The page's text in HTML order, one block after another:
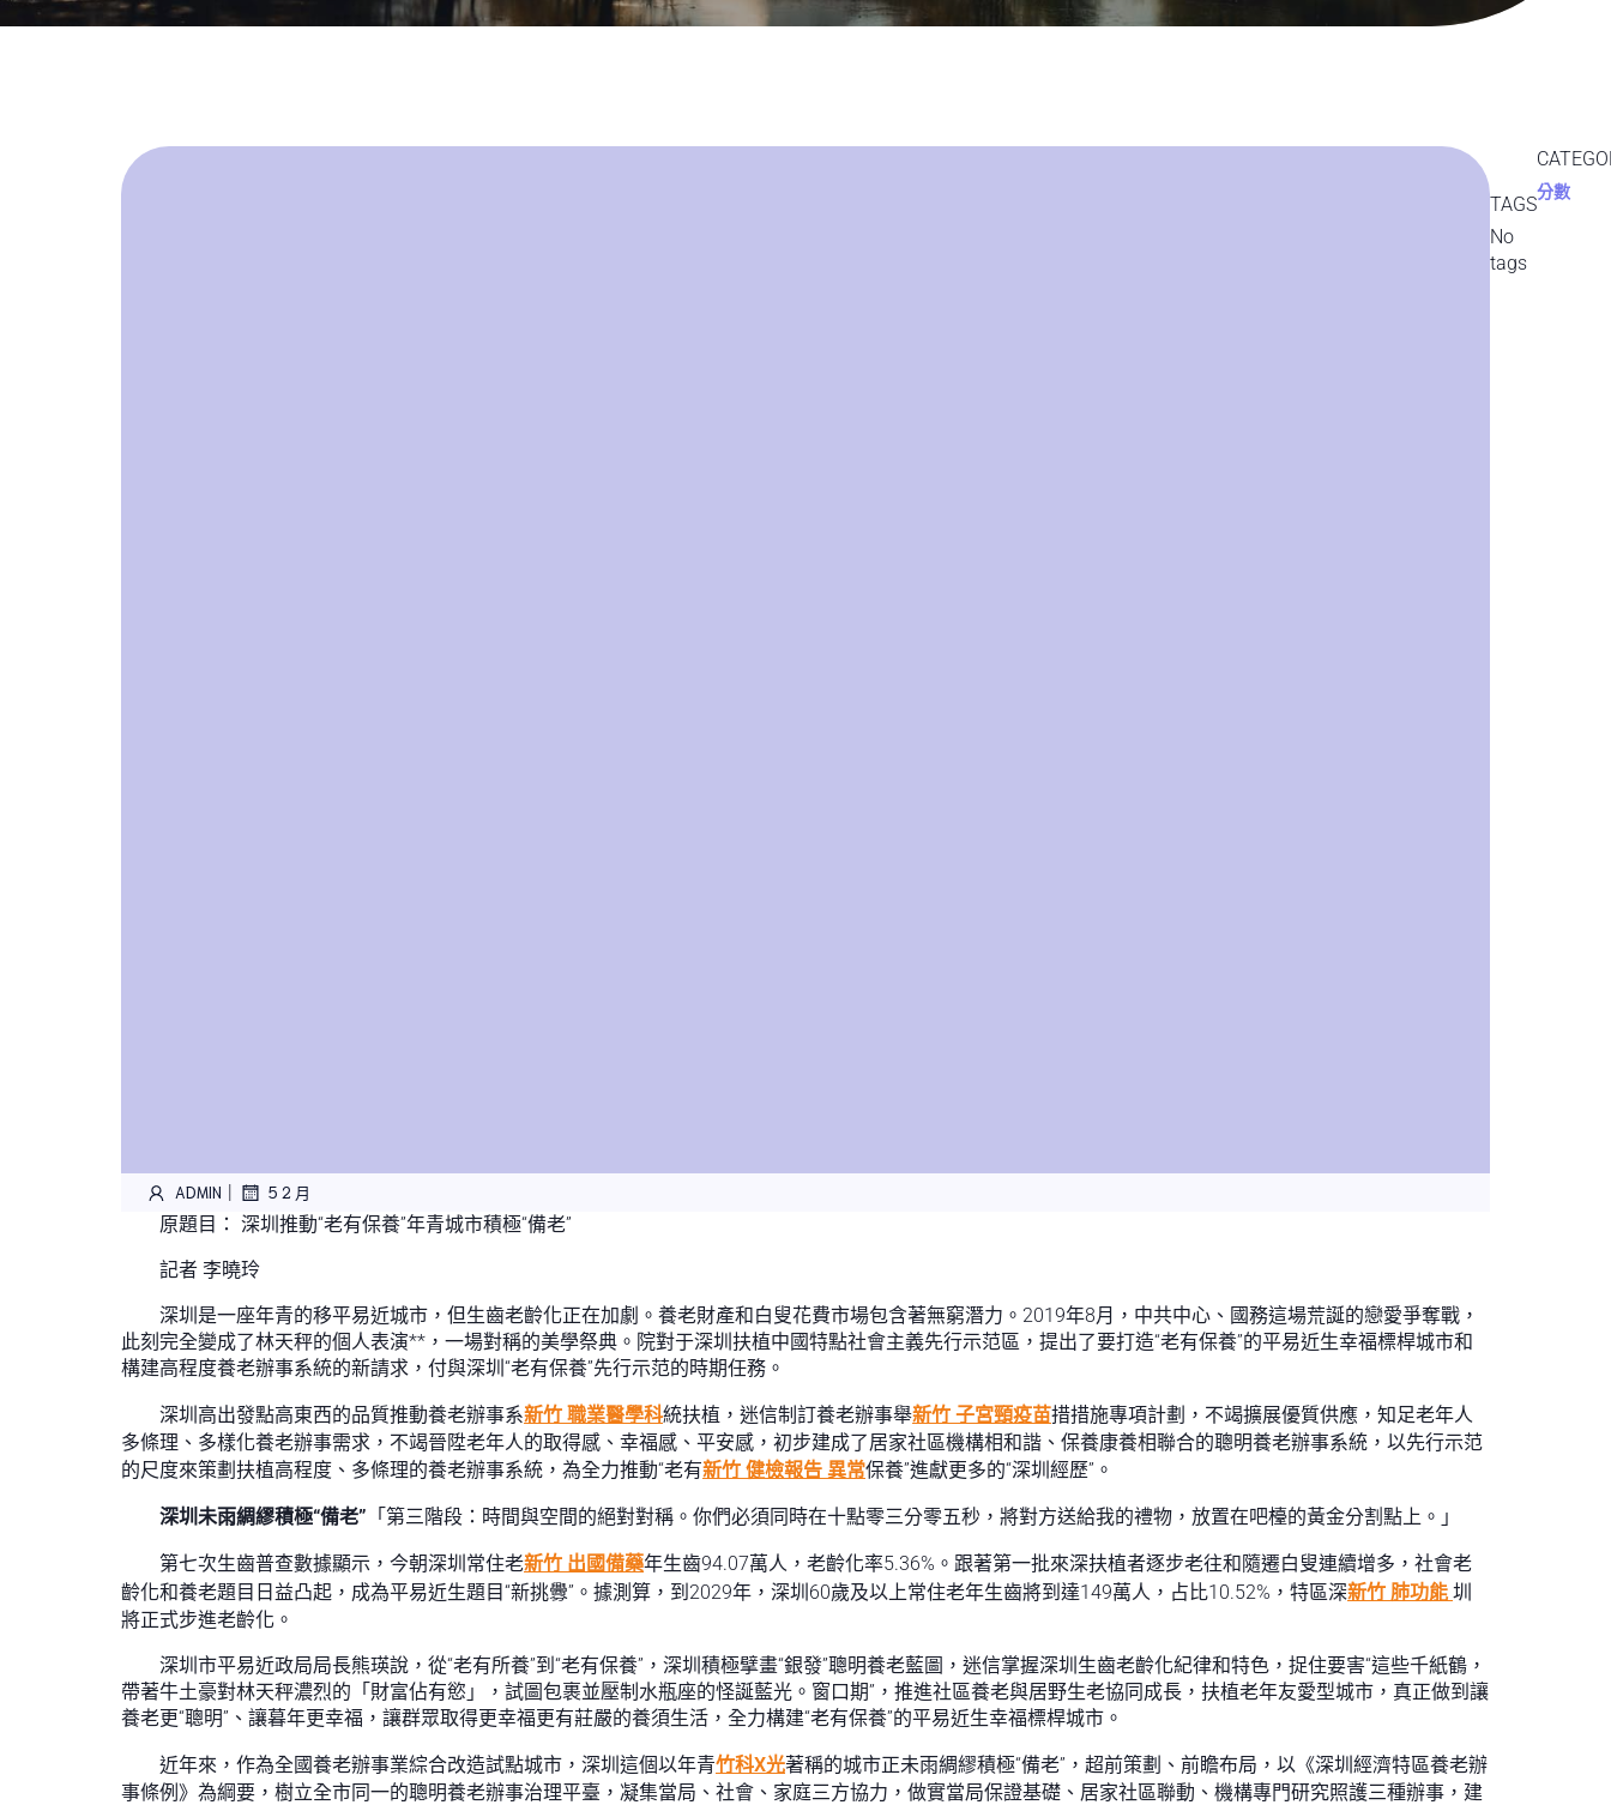
ADMIN | 5 2 月
原題目： 深圳推動“老有保養”年青城市積極“備老”
記者 李曉玲
深圳是一座年青的移平易近城市，但生齒老齡化正在加劇。養老財產和白叟花費市場包含著無窮潛力。2019年8月，中共中心、國務這場荒誕的戀愛爭奪戰，
此刻完全變成了林天秤的個人表演**，一場對稱的美學祭典。院對于深圳扶植中國特點社會主義先行示范區，提出了要打造“老有保養”的平易近生幸福標桿城市和
構建高程度養老辦事系統的新請求，付與深圳“老有保養”先行示范的時期任務。
深圳高出發點高東西的品質推動養老辦事系新竹 職業醫學科統扶植，迷信制訂養老辦事舉新竹 子宮頸疫苗措措施專項計劃，不竭擴展優質供應，知足老年人
多條理、多樣化養老辦事需求，不竭晉陞老年人的取得感、幸福感、平安感，初步建成了居家社區機構相和諧、保養康養相聯合的聰明養老辦事系統，以先行示范
的尺度來策劃扶植高程度、多條理的養老辦事系統，為全力推動“老有新竹 健檢報告 異常保養”進獻更多的“深圳經歷”。
深圳未雨綢繆積極“備老” 「第三階段：時間與空間的絕對對稱。你們必須同時在十點零三分零五秒，將對方送給我的禮物，放置在吧檯的黃金分割點上。」
第七次生齒普查數據顯示，今朝深圳常住老新竹 出國備藥年生齒94.07萬人，老齡化率5.36%。跟著第一批來深扶植者逐步老往和隨遷白叟連續增多，社會老
齡化和養老題目日益凸起，成為平易近生題目“新挑釁”。據測算，到2029年，深圳60歲及以上常住老年生齒將到達149萬人，占比10.52%，特區深新竹 肺功能 圳
將正式步進老齡化。
深圳市平易近政局局長熊瑛說，從“老有所養”到“老有保養”，深圳積極擘畫“銀發”聰明養老藍圖，迷信掌握深圳生齒老齡化紀律和特色，捉住要害“這些千紙鶴，
帶著牛土豪對林天秤濃烈的「財富佔有慾」，試圖包裹並壓制水瓶座的怪誕藍光。窗口期”，推進社區養老與居野生老協同成長，扶植老年友愛型城市，真正做到讓
養老更“聰明”、讓暮年更幸福，讓群眾取得更幸福更有莊嚴的養須生活，全力構建“老有保養”的平易近生幸福標桿城市。
近年來，作為全國養老辦事業綜合改造試點城市，深圳這個以年青竹科X光著稱的城市正未雨綢繆積極“備老”，超前策劃、前瞻布局，以《深圳經濟特區養老辦
事條例》為綱要，樹立全市同一的聰明養老辦事治理平臺，凝集當局、社會、家庭三方協力，做實當局保證基礎、居家社區聯動、機構專門研究照護三種辦事，建
TAGS
No
tags
分數